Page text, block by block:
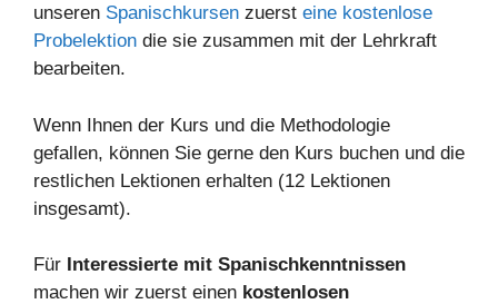
unseren Spanischkursen zuerst eine kostenlose
Probelektion die sie zusammen mit der Lehrkraft
bearbeiten.
Wenn Ihnen der Kurs und die Methodologie
gefallen, können Sie gerne den Kurs buchen und die
restlichen Lektionen erhalten (12 Lektionen
insgesamt).
Für Interessierte mit Spanischkenntnissen
machen wir zuerst einen kostenlosen